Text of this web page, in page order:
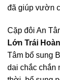
đã giúp vườn
Cặp đôi An
Lớn Trái
Tâm bổ sung
dai chắc chắn